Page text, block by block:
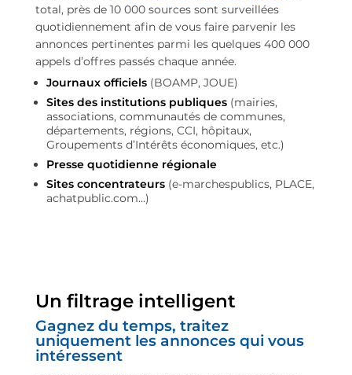
total, près de 10 000 sources sont surveillées
quotidiennement afin de vous faire parvenir les
annonces pertinentes parmi les quelques 400 000
appels d’offres passés chaque année.
Journaux officiels(BOAMP, JOUE)
Sites des institutions publiques(mairies,
associations, communautés de communes,
départements, régions, CCI, hôpitaux,
Groupements d’Intérêts économiques, etc.)
Presse quotidienne régionale
Sites concentrateurs(e-marchespublics, PLACE,
achatpublic.com…)
Un filtrage intelligent
Gagnez du temps, traitez
uniquement les annonces qui vous
intéressent